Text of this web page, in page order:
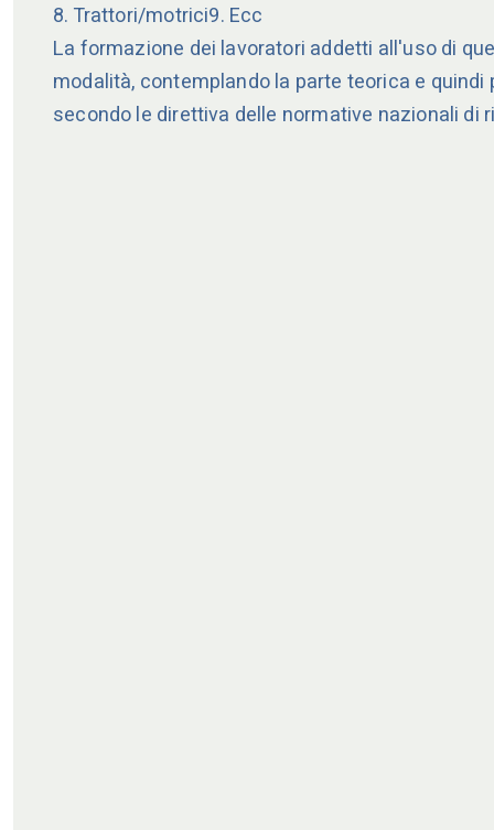
8. Trattori/motrici9. Ecc
La formazione dei lavoratori addetti all'uso di
modalità, contemplando la parte teorica e
secondo le direttiva delle normative nazionali di